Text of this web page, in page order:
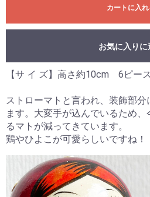
カートに入れ
お気に入りに
【サ イ ズ】高さ約10cm 6ピ
ストローマトと言われ、装飾部
ます。大変手が込んでいるため
るマトが減ってきています。
鶏やひよこが可愛らしいですね！